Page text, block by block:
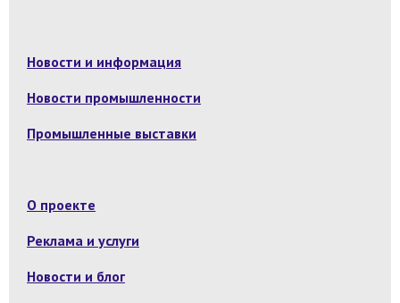
Новости и информация
Новости промышленности
Промышленные выставки
О проекте
Реклама и услуги
Новости и блог